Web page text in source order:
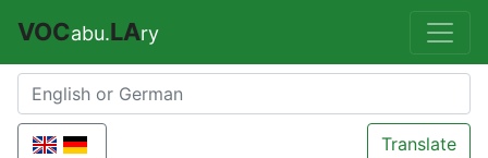
VOCabu.LAry
Translate